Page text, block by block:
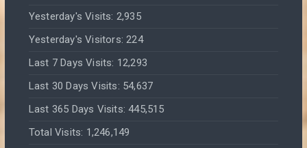
Yesterday's Visits: 2,935
Yesterday's Visitors: 224
Last 7 Days Visits: 12,293
Last 30 Days Visits: 54,637
Last 365 Days Visits:445,515
Total Visits: 1,246,149